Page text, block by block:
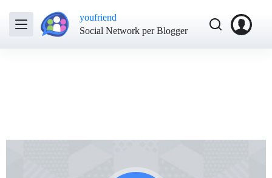
youfriend
Social Network per Blogger